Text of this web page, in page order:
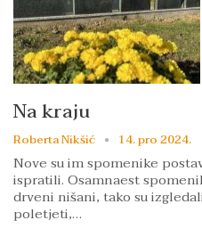
Na kraju
Roberta Nikšić 14. pro 2024.
Nove su im spomenike
ispratili. Osamnaest
drveni nišani, tako su
poletjeti,…